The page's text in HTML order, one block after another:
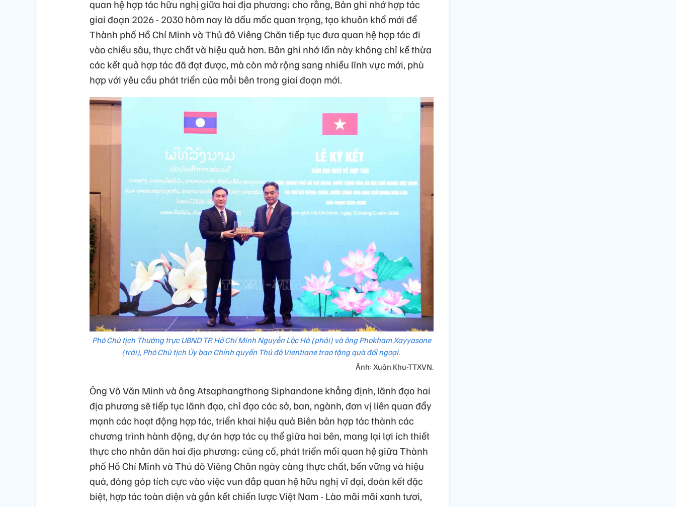
quan hệ hợp tác hữu nghị giữa hai địa phương; cho rằng, Bản ghi nhớ hợp tác
giai đoạn 2026 - 2030 hôm nay là dấu mốc quan trọng, tạo khuôn khổ mới để
Thành phố Hồ Chí Minh và Thủ đô Viêng Chăn tiếp tục đưa quan hệ hợp tác đi
vào chiều sâu, thực chất và hiệu quả hơn. Bản ghi nhớ lần này không chỉ kế thừa
các kết quả hợp tác đã đạt được, mà còn mở rộng sang nhiều lĩnh vực mới, phù
hợp với yêu cầu phát triển của mỗi bên trong giai đoạn mới.
Phó Chủ tịch Thường trực UBND TP. Hồ Chí Minh Nguyễn Lộc Hà (phải) và ông Phokham Xayyasone
(trái), Phó Chủ tịch Ủy ban Chính quyền Thủ đô Vientiane trao tặng quà đối ngoại.
Ảnh: Xuân Khu-TTXVN.
Ông Võ Văn Minh và ông Atsaphangthong Siphandone khẳng định, lãnh đạo hai
địa phương sẽ tiếp tục lãnh đạo, chỉ đạo các sở, ban, ngành, đơn vị liên quan đẩy
mạnh các hoạt động hợp tác, triển khai hiệu quả Biên bản hợp tác thành các
chương trình hành động, dự án hợp tác cụ thể giữa hai bên, mang lại lợi ích thiết
thực cho nhân dân hai địa phương; củng cố, phát triển mối quan hệ giữa Thành
phố Hồ Chí Minh và Thủ đô Viêng Chăn ngày càng thực chất, bền vững và hiệu
quả, đóng góp tích cực vào việc vun đắp quan hệ hữu nghị vĩ đại, đoàn kết đặc
biệt, hợp tác toàn diện và gắn kết chiến lược Việt Nam - Lào mãi mãi xanh tươi,